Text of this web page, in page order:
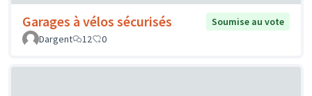
Garages à vélos sécurisés
Soumise au vote
Dargent
12 0